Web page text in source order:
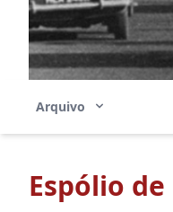
Arquivo
Espólio